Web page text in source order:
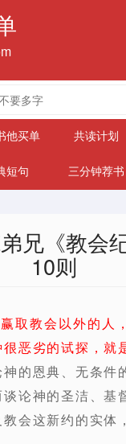
他买单 共读计划
短句
三分钟荐书
兄《教会
10则
取教会以外的人
恶劣的试探，就
神的恩典、无条件
论神的圣洁、基
会这新约的实体